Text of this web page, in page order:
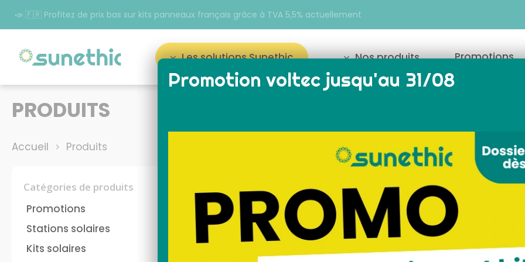
📣 🇫🇷 Profitez de prix bas sur kits panneaux français grâce à TVA 5,5% actuellement
Les solutions Sunethic Nos produits Promotions
panneau solaire plug kit solaire installation panneau
PRODUITS
Affichage de 1–18
Accueil Produits
Catégories de produits
Promotions
Stations solaires
Kits solaires
Tout réinitialiser Monophasé ×
Promotion voltec jusqu'au 31/08